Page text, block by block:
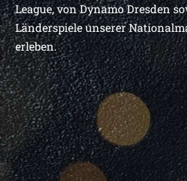
League, von Dynamo Dresden
Länderspiele unserer
erleben.